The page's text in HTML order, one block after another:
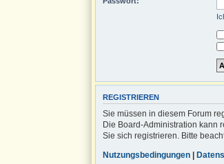
REGISTRIEREN
Sie müssen in diesem Forum
Die Board-Administration kann
Sie sich registrieren. Bitte
Nutzungsbedingungen |